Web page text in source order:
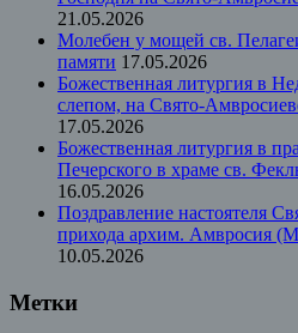
21.05.2026
Молебен у мощей св.
памяти 17.05.2026
Божественная литургия в
слепом, на Свято-
17.05.2026
Божественная литургия в
Печерского в храме св.
16.05.2026
Поздравление настоятеля
прихода архим. Амвросия
10.05.2026
Метки